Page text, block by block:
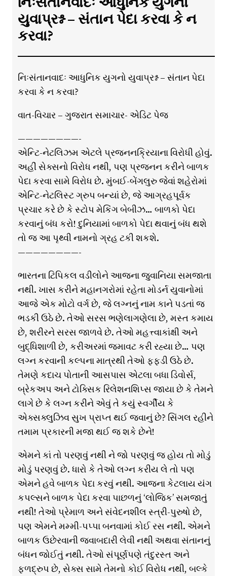
યુવાપ્રશ્ન – સંતાન પેદા કરવા કે ન
કરવા?
નિઃસંતાનવાદઃ આધુનિક યુગનો યુવાપ્રશ્ન – સંતાન પેદા
કરવા કે ન કરવા?
વાત-વિચાર – ગુજરાત સમાચાર- એડિટ પેજ
————————-
એન્ટિ-નેટલિઝમ એટલે પ્રજનનક્રિયાના વિરોધી હોવું.
અહીં સેક્સનો વિરોધ નથી, પણ પ્રજનન કરીને બાળક
પેદા કરવા સામે વિરોધ છે. મુંબઈ-બેંગલુરુ જેવાં શહેરોમાં
એન્ટિ-નેટલિસ્ટ ગ્રુપ બન્યાં છે, જે આગ્રહપૂર્વક
પ્રચાર કરે છે કે સ્ટોપ મેકિંગ બેબીઝ… બાળકો પેદા
કરવાનું બંધ કરો! દુનિયામાં બાળકો પેદા થવાનું બંધ થશે
તો જ આ પૃથ્વી નામનો ગ્રહ ટકી શકશે.
————————-
ભારતના ટિપિકલ વડીલોને આજના જુવાનિયા સમજાતા
નથી. ખાસ કરીને મહાનગરોમાં રહેતા મોડર્ન યુવાનોમાં
આજે એક મોટો વર્ગ છે, જે લગ્નનું નામ કાને પડતાં જ
ભડકી ઉઠે છે. તેઓ સરસ ભણેલાગણેલા છે, મસ્ત કમાય
છે, શરીરને સરસ જાળવે છે. તેઓ મહત્ત્વાકાંક્ષી અને
બુદ્ધિશાળી છે, કરીઅરમાં જમાવટ કરી રહ્યા છે… પણ
લગ્ન કરવાની કલ્પના માત્રથી તેઓ ફફડી ઉઠે છે.
તેમણે કદાચ પોતાની આસપાસ એટલા બધા ડિવોર્સ,
બ્રેકઅપ અને ટોક્સિક રિલેશનશિપ્સ જાયા છે કે તેમને
લાગે છે કે લગ્ન કરીને એવું તે કયું સ્વર્ગીય કે
એક્સક્લુઝિવ સુખ પ્રાપ્ત થઈ જવાનું છે? સિંગલ રહીને
તમામ પ્રકારની મજા થઈ જ શકે છેને!
એમને કાં તો પરણવું નથી ને જો પરણવું જ હોય તો મોડું
મોડું પરણવું છે. ધારો કે તેઓ લગ્ન કરીય લે તો પણ
એમને હવે બાળક પેદા કરવું નથી. આજના કેટલાય યંગ
કપલ્સને બાળક પેદા કરવા પાછળનું ‘લોજિક’ સમજાતું
નથી! તેઓ પ્રેમાળ અને સંવેદનશીલ સ્ત્રી-પુરુષો છે,
પણ એમને મમ્મી-પપ્પા બનવામાં કોઈ રસ નથી. એમને
બાળક ઉછેરવાની જવાબદારી લેવી નથી અથવા સંતાનનું
બંધન જોઈતું નથી. તેઓ સંપૂર્ણપણે તંદુરસ્ત અને
ફળદ્રુપ છે, સેક્સ સામે તેમનો કોઈ વિરોધ નથી, બલ્કે